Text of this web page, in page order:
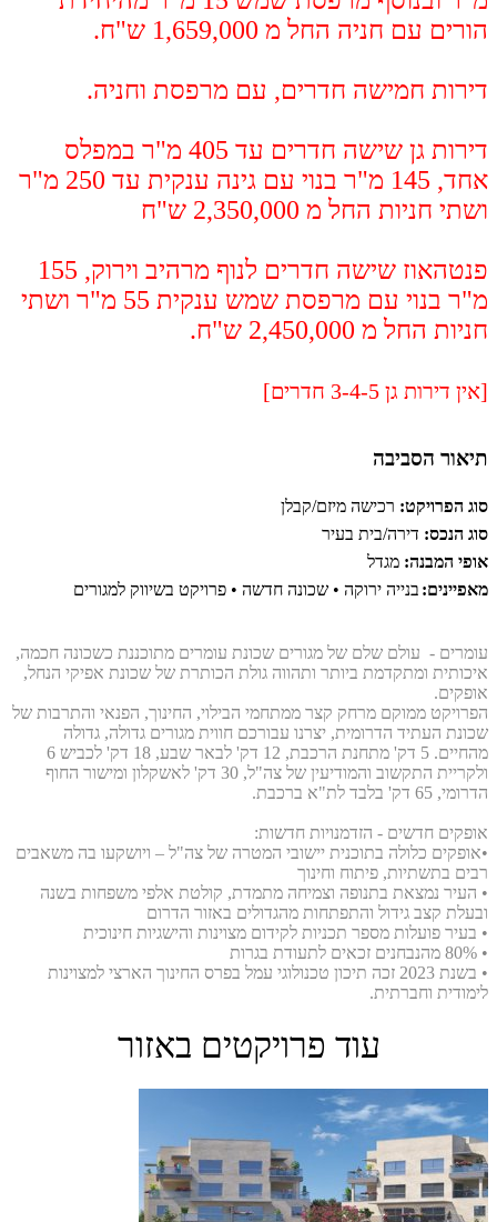
הורים עם חניה החל מ 1,659,000 ש"ח.
דירות חמישה חדרים, עם מרפסת וחניה.
דירות גן שישה חדרים עד 405 מ"ר במפלס
אחד, 145 מ"ר בנוי עם גינה ענקית עד 250 מ"ר
ושתי חניות החל מ 2,350,000 ש"ח
פנטהאוז שישה חדרים לנוף מרהיב וירוק, 155
מ"ר בנוי עם מרפסת שמש ענקית 55 מ"ר ושתי
חניות החל מ 2,450,000 ש"ח.
[אין דירות גן 3-4-5 חדרים]
תיאור הסביבה
סוג הפרויקט: רכישה מיזם/קבלן
סוג הנכס: דירה/בית בעיר
אופי המבנה: מגדל
מאפיינים: בנייה ירוקה • שכונה חדשה • פרויקט בשיווק למגורים
עומרים - עולם שלם של מגורים שכונת עומרים מתוכננת כשכונה חכמה,
איכותית ומתקדמת ביותר ותהווה גולת הכותרת של שכונת אפיקי הנחל,
אופקים.
הפרויקט ממוקם מרחק קצר ממתחמי הבילוי, החינוך, הפנאי והתרבות של
שכונת העתיד הדרומית, יצרנו עבורכם חווית מגורים גדולה, גדולה
מהחיים. 5 דק' מתחנת הרכבת, 12 דק' לבאר שבע, 18 דק' לכביש 6
ולקריית התקשוב והמודיעין של צה"ל, 30 דק' לאשקלון ומישור החוף
הדרומי, 65 דק' בלבד לת"א ברכבת
.
אופקים חדשים - הזדמנויות חדשות:
•אופקים כלולה בתוכנית יישובי המטרה של צה"ל – ויושקעו בה משאבים
רבים בתשתיות, פיתוח וחינוך
• העיר נמצאת בתנופה וצמיחה מתמדת, קולטת אלפי משפחות בשנה
ובעלת קצב גידול והתפתחות מהגדולים באזור הדרום
• בעיר פועלות מספר תכניות לקידום מצוינות והישגיות חינוכית
• 80% מהנבחנים זכאים לתעודת בגרות
• בשנת 2023 זכה תיכון טכנולוגי עמל בפרס החינוך הארצי למצוינות
לימודית וחברתית.
עוד פרויקטים באזור